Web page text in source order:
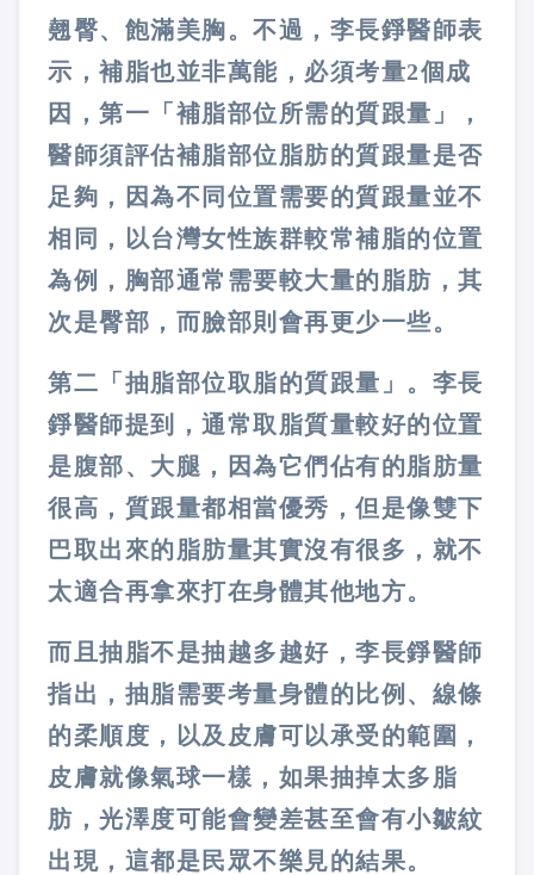
翹臀、飽滿美胸。不過，李長錚醫師表
示，補脂也並非萬能，必須考量2個成
因，第一「補脂部位所需的質跟量」，
醫師須評估補脂部位脂肪的質跟量是否
足夠，因為不同位置需要的質跟量並不
相同，以台灣女性族群較常補脂的位置
為例，胸部通常需要較大量的脂肪，其
次是臀部，而臉部則會再更少一些。
第二「抽脂部位取脂的質跟量」。李長
錚醫師提到，通常取脂質量較好的位置
是腹部、大腿，因為它們佔有的脂肪量
很高，質跟量都相當優秀，但是像雙下
巴取出來的脂肪量其實沒有很多，就不
太適合再拿來打在身體其他地方。
而且抽脂不是抽越多越好，李長錚醫師
指出，抽脂需要考量身體的比例、線條
的柔順度，以及皮膚可以承受的範圍，
皮膚就像氣球一樣，如果抽掉太多脂
肪，光澤度可能會變差甚至會有小皺紋
出現，這都是民眾不樂見的結果。